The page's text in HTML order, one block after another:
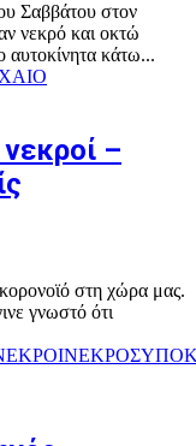
Σαββάτου στον
νεκρό και οκτώ
αυτοκίνητα κάτω...
–
στη χώρα μας.
γνωστό ότι
ΝΕΚΡΟΣ